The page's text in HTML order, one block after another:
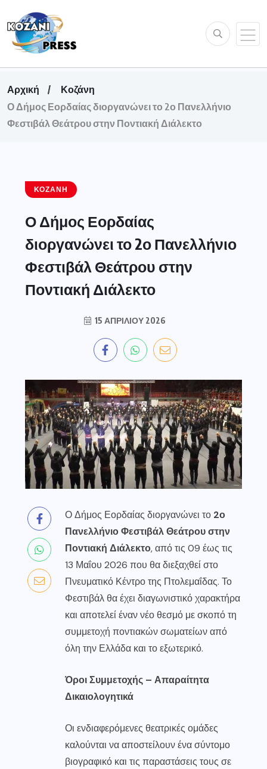
Αρχική
Κοζάνη
Ο Δήμος Εορδαίας διοργανώνει το 2ο Πανελλήνιο
Φεστιβάλ Θεάτρου στην Ποντιακή Διάλεκτο
ΚΟΖΆΝΗ
Ο Δήμος Εορδαίας
διοργανώνει το 2ο Πανελλήνιο
Φεστιβάλ Θεάτρου στην
Ποντιακή Διάλεκτο
15 ΑΠΡΙΛΊΟΥ 2026
Ο Δήμος Εορδαίας διοργανώνει το 2ο
Πανελλήνιο Φεστιβάλ Θεάτρου στην
Ποντιακή Διάλεκτο, από τις 09 έως τις
13 Μαΐου 2026 που θα διεξαχθεί στο
Πνευματικό Κέντρο της Πτολεμαΐδας. Το
Φεστιβάλ θα έχει διαγωνιστικό χαρακτήρα
και αποτελεί έναν νέο θεσμό με σκοπό τη
συμμετοχή ποντιακών σωματείων από
όλη την Ελλάδα και το εξωτερικό.
Όροι Συμμετοχής – Απαραίτητα
Δικαιολογητικά
Οι ενδιαφερόμενες θεατρικές ομάδες
καλούνται να αποστείλουν ένα σύντομο
βιογραφικό και τις παραστάσεις τους σε